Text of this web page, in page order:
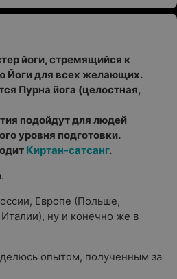
йоги, стремящийся к
Йоги для всех желающих.
Пурна йога (целостная,
подойдут для людей
уровня подготовки.
Киртан-сатсанг.
Европе (Польше,
ну и конечно же в
опытом, полученным за